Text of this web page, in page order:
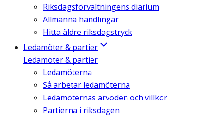
Riksdagsförvaltningens diarium
Allmänna handlingar
Hitta äldre riksdagstryck
Ledamöter & partier
Ledamöter & partier
Ledamöterna
Så arbetar ledamöterna
Ledamöternas arvoden och villkor
Partierna i riksdagen